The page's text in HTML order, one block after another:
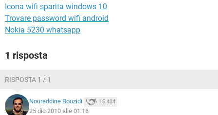
Icona wifi sparita windows 10
Trovare password wifi android
Nokia 5230 whatsapp
1 risposta
RISPOSTA 1 / 1
Noureddine Bouzidi 15.404
25 dic 2010 alle 01:16